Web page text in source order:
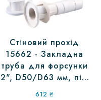
Стіновий прохід
15662 - Закладна
труба для форсунки
2", D50/D63 мм, під
плівку
612₴